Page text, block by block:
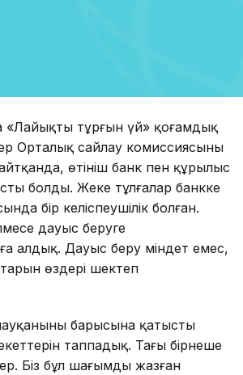
«Лайықты тұрғын үй» қоғамдық
Орталық сайлау комиссиясының
өтініш банк пен құрылыс
болды. Жеке тұлғалар банкке
бір келіспеушілік болған.
дауыс беруге
алдық. Дауыс беру міндет емес,
өздері шектеп
барысына қатысты
таппадық. Тағы бірнеше
Біз бұл шағымды жазған